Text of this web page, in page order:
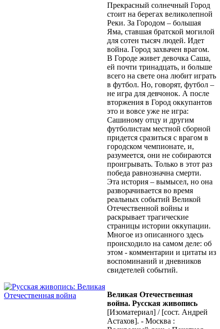
Прекрасный солнечный Город
стоит на берегах великолепной
Реки. За Городом – большая
Яма, ставшая братской могилой
для сотен тысяч людей. Идет
война. Город захвачен врагом.
В Городе живет девочка Саша,
ей почти тринадцать, и больше
всего на свете она любит играть
в футбол. Но, говорят, футбол –
не игра для девчонок. А после
вторжения в Город оккупантов
это и вовсе уже не игра:
Сашиному отцу и другим
футболистам местной сборной
придется сразиться с врагом в
городском чемпионате, и,
разумеется, они не собираются
проигрывать. Только в этот раз
победа равнозначна смерти.
Эта история – вымысел, но она
разворачивается во время
реальных событий Великой
Отечественной войны и
раскрывает трагические
страницы истории оккупации.
Многое из описанного здесь
происходило на самом деле: об
этом - комментарии и цитаты из
воспоминаний и дневников
свидетелей событий.
Великая Отечественная
война. Русская живопись
[Изоматериал] / [сост. Андрей
Астахов]. - Москва :